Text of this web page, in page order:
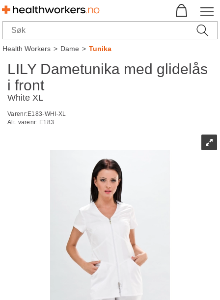
Health Workers>Dame>Tunika
LILY Dametunika med glidelås
i front
White XL
Varenr:E183-WHI-XL
Alt. varenr: E183